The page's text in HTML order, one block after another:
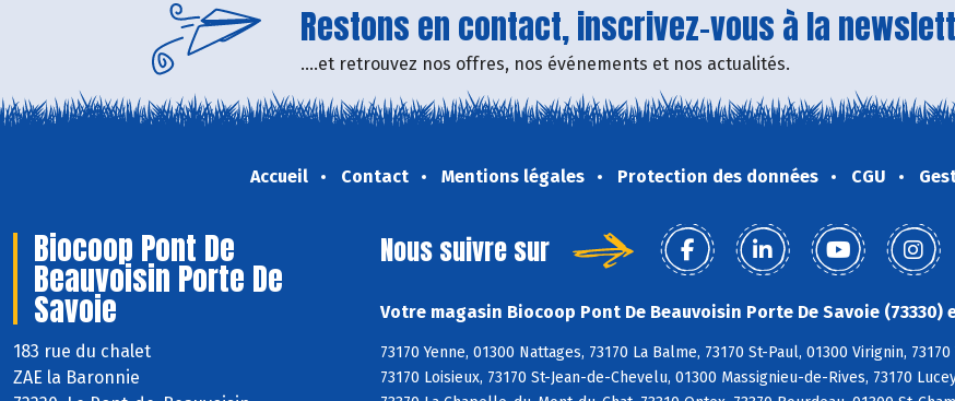
Restons en contact, inscrivez-vous à la
....et retrouvez nos offres, nos événements et nos actualités.
Accueil Contact Mentions légales Protection des données CGU
Biocoop Pont De
Beauvoisin Porte De
Savoie
183 rue du chalet
ZAE la Baronnie
Nous suivre sur
Votre magasin Biocoop Pont De Beauvoisin Porte De Savoie (73330)
73170 Yenne, 01300 Nattages, 73170 La Balme, 73170 St-Paul, 01300 Virignin,
73170 Loisieux, 73170 St-Jean-de-Chevelu, 01300 Massignieu-de-Rives, 73170